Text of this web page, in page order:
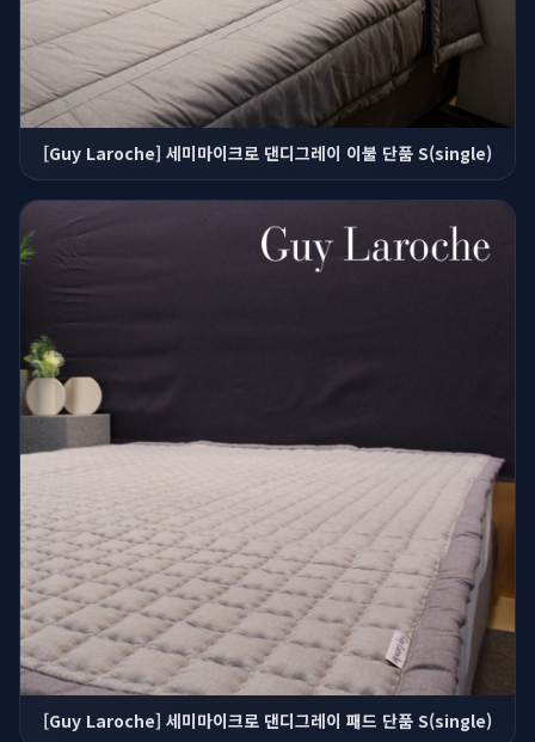
[Guy Laroche] 세미마이크로 댄디그레이 이불 단품 S(single)
[Guy Laroche] 세미마이크로 댄디그레이 패드 단품 S(single)